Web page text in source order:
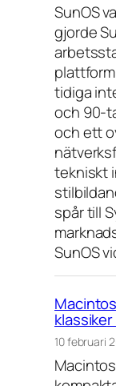
SunOS
gjorde
tidiga
och 90-
och ett
tekniskt
spår till
SunOS
10 februari